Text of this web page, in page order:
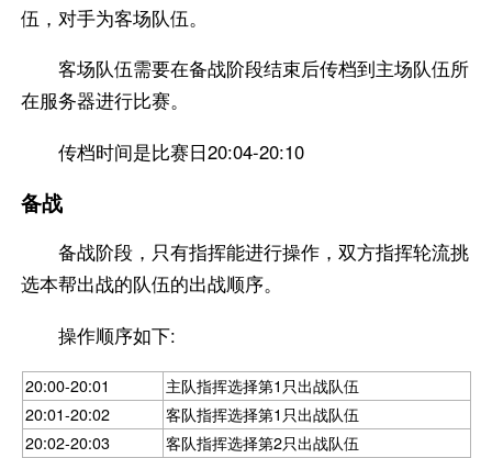
伍，对手为客场队伍。
客场队伍需要在备战阶段结束后传档到主场队伍所
在服务器进行比赛。
传档时间是比赛日20:04-20:10
备战
备战阶段，只有指挥能进行操作，双方指挥轮流挑
选本帮出战的队伍的出战顺序。
操作顺序如下:
20:00-20:01
主队指挥选择第1只出战队伍
20:01-20:02
客队指挥选择第1只出战队伍
20:02-20:03
客队指挥选择第2只出战队伍